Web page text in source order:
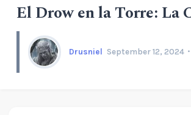
El Drow en la Torre: La
Drusniel September 12, 2024